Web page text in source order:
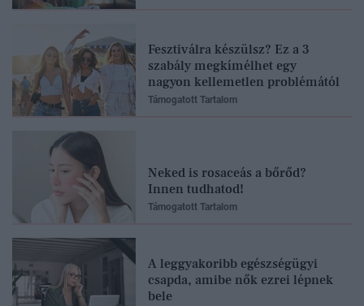
Fesztiválra készülsz? Ez a 3
szabály megkímélhet egy
nagyon kellemetlen problémától
Támogatott Tartalom
Neked is rosaceás a bőrőd?
Innen tudhatod!
Támogatott Tartalom
A leggyakoribb egészségügyi
csapda, amibe nők ezrei lépnek
bele